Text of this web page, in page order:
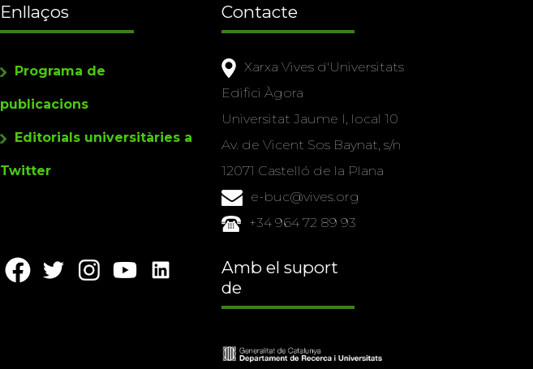
Enllaços
Programa de
publicacions
Editorials universitàries a
Twitter
Contacte
Xarxa Vives d'Universitats
Edifici Àgora
Universitat Jaume I, local 10
Av. de Vicent Sos Baynat, s/n
12071 Castelló de la Plana
e-buc@vives.org
+34 964 72 89 93
Amb el suport
de